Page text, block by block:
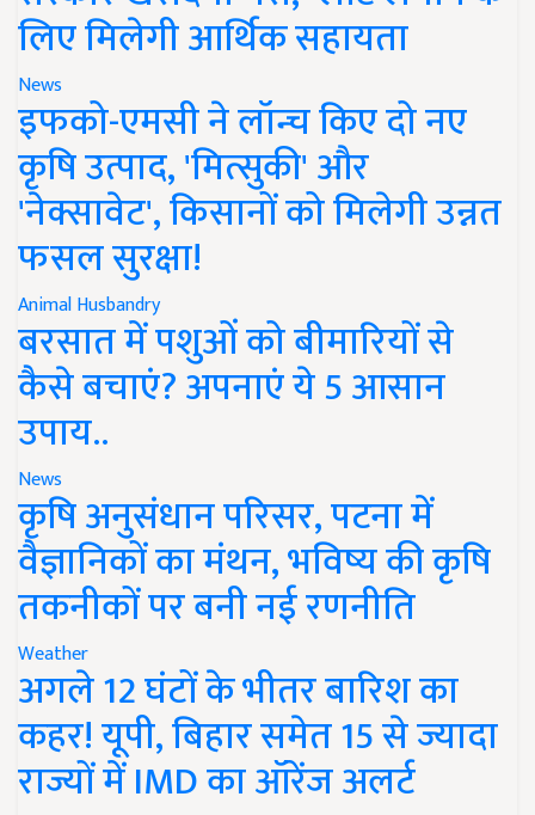
लिए मिलेगी आर्थिक सहायता
News
इफको-एमसी ने लॉन्च किए दो नए
कृषि उत्पाद, 'मित्सुकी' और
'नेक्सावेट', किसानों को मिलेगी उन्नत
फसल सुरक्षा!
Animal Husbandry
बरसात में पशुओं को बीमारियों से
कैसे बचाएं? अपनाएं ये 5 आसान
उपाय..
News
कृषि अनुसंधान परिसर, पटना में
वैज्ञानिकों का मंथन, भविष्य की कृषि
तकनीकों पर बनी नई रणनीति
Weather
अगले 12 घंटों के भीतर बारिश का
कहर! यूपी, बिहार समेत 15 से ज्यादा
राज्यों में IMD का ऑरेंज अलर्ट